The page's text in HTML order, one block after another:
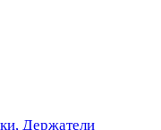
Держатели